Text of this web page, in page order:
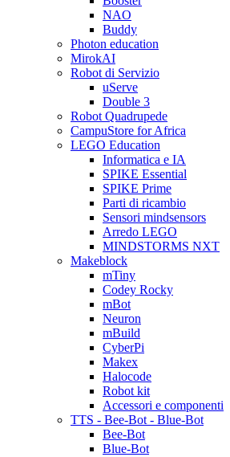
NAO
Buddy
Photon education
MirokAI
Robot di Servizio
uServe
Double 3
Robot Quadrupede
CampuStore for Africa
LEGO Education
Informatica e IA
SPIKE Essential
SPIKE Prime
Parti di ricambio
Sensori mindsensors
Arredo LEGO
MINDSTORMS NXT
Makeblock
mTiny
Codey Rocky
mBot
Neuron
mBuild
CyberPi
Makex
Halocode
Robot kit
Accessori e componenti
TTS - Bee-Bot - Blue-Bot
Bee-Bot
Blue-Bot